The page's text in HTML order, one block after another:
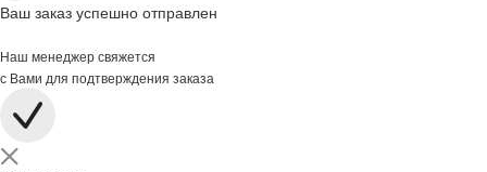
Ваш заказ успешно отправлен
Наш менеджер свяжется
с Вами для подтверждения заказа